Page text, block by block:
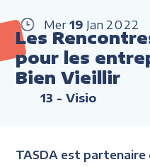
Mer 19 Jan 2022
Les
pour les
Bien Vieillir
13 - Visio
TASDA est